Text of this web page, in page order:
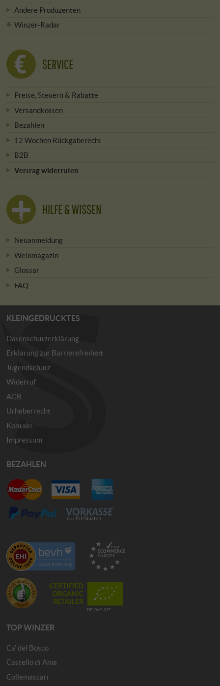
Andere Produzenten
Winzer-Radar
SERVICE
Preise, Steuern & Rabatte
Versandkosten
Bezahlen
12 Wochen Rückgaberecht
B2B
Vertrag widerrufen
HILFE & WISSEN
Neuanmeldung
Weinmagazin
Glossar
FAQ
KLEINGEDRUCKTES
Datenschutzerklärung
Erklärung zur Barrierefreiheit
Jugendschutz
Widerruf
AGB
Urheberrecht
Kontakt
Impressum
BEZAHLEN
TOP WINZER
Ca' del Bosco
Castello di Ama
Collemassari